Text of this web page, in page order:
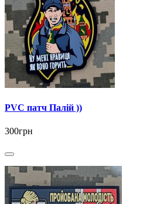
PVC патч Палій ))
300грн